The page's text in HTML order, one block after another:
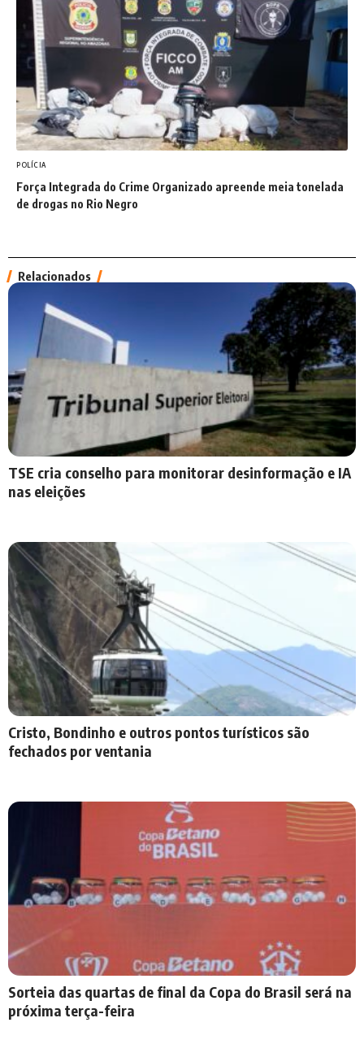
POLÍCIA
Força Integrada do Crime Organizado apreende meia tonelada
de drogas no Rio Negro
Relacionados
TSE cria conselho para monitorar desinformação e IA
nas eleições
Cristo, Bondinho e outros pontos turísticos são
fechados por ventania
Sorteia das quartas de final da Copa do Brasil será na
próxima terça-feira